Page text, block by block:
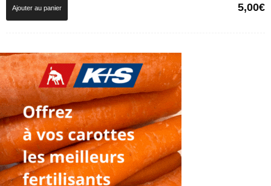
5,00€
Ajouter au panier